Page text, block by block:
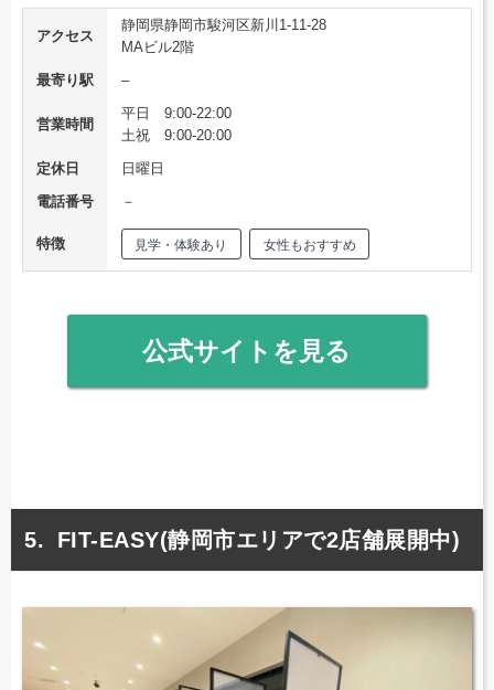
アクセス
静岡県静岡市駿河区新川1-11-28
MAビル2階
最寄り駅
–
営業時間
平日 9:00-22:00
土祝 9:00-20:00
定休日
日曜日
電話番号
－
特徴 見学・体験あり 女性もおすすめ
公式サイトを見る
FIT-EASY(静岡市エリアで2店舗展開中)